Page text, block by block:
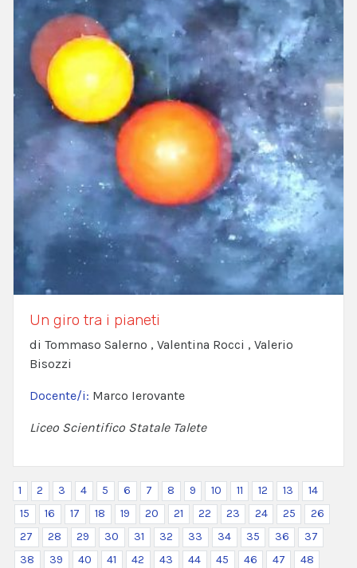
Un giro tra i pianeti
di Tommaso Salerno , Valentina Rocci , Valerio
Bisozzi
Docente/i: Marco Ierovante
Liceo Scientifico Statale Talete
1 2 3 4 5 6 7 8 9 10 11 12 13
14
15
16 17 18 19 20 21 22 23 24 25
26
27
28 29 30 31 32 33 34 35 36
37
38
39 40 41 42 43 44 45 46 47
48